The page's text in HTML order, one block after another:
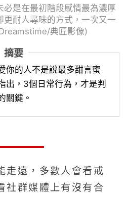
必是在最初階段感情最為濃厚
更耐人尋味的方式，一次又一
典匠影像)
摘要
你的人不是說最多甜言蜜
出，3個日常行為，才是判
關鍵。
走遠，多數人會看戒
社群媒體上有沒有合